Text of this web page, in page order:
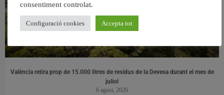
València retira prop de 15.000 litres de residus de la Devesa durant el mes de
juliol
6 agost, 2026
consentiment controlat.
Configuració cookies Accepta tot